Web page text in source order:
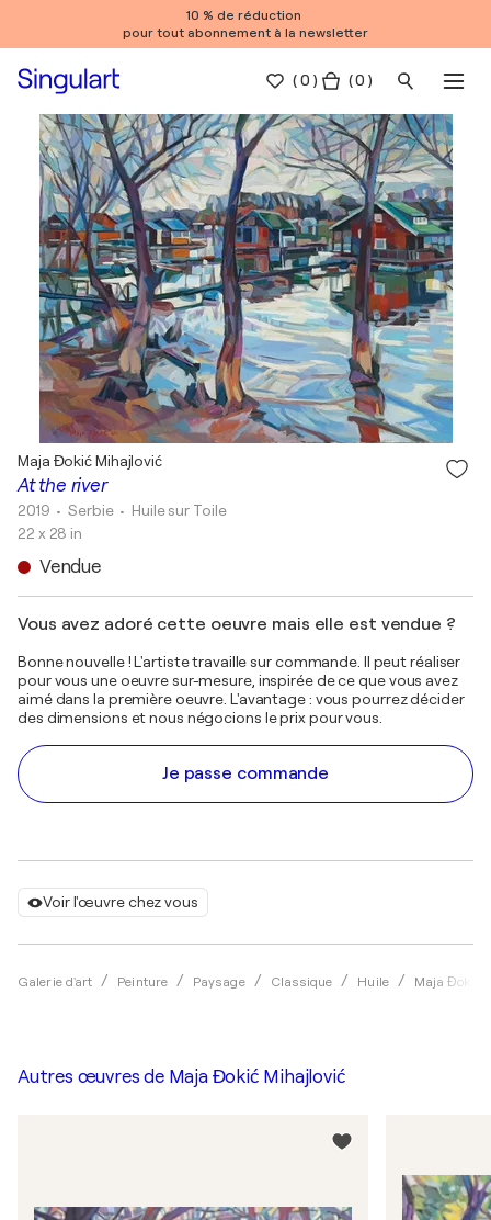
10 % de réduction
pour tout abonnement à la newsletter
(0 ) ( 0 )
Voir l'œuvre chez vous
Galerie d'art Peinture Paysage Classique Huile Maja Đokić
At the river
Maja Đokić Mihajlović
2019 • Serbie • Huile sur Toile
22 x 28 in
Vendue
Vous avez adoré cette oeuvre mais elle est vendue ?
Bonne nouvelle ! L'artiste travaille sur commande. Il peut réaliser
pour vous une oeuvre sur-mesure, inspirée de ce que vous avez
aimé dans la première oeuvre. L'avantage : vous pourrez décider
des dimensions et nous négocions le prix pour vous.
Je passe commande
Autres œuvres de Maja Đokić Mihajlović